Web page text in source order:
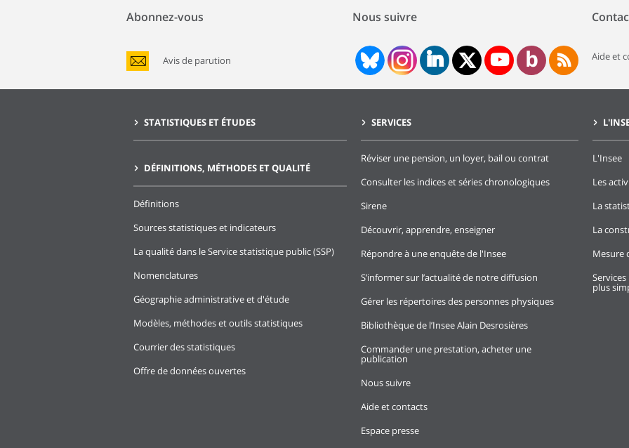
Abonnez-vous
Avis de parution
Nous suivre
Aide et
STATISTIQUES ET ÉTUDES
DÉFINITIONS, MÉTHODES ET QUALITÉ
Définitions
Sources statistiques et indicateurs
La qualité dans le Service statistique public (SSP)
Nomenclatures
Géographie administrative et d'étude
Modèles, méthodes et outils statistiques
Courrier des statistiques
Offre de données ouvertes
SERVICES
Réviser une pension, un loyer, bail ou contrat
Consulter les indices et séries chronologiques
Sirene
Découvrir, apprendre, enseigner
Répondre à une enquête de l'Insee
S’informer sur l’actualité de notre diffusion
Gérer les répertoires des personnes physiques
Bibliothèque de l’Insee Alain Desrosières
Commander une prestation, acheter une
publication
Nous suivre
Aide et contacts
Espace presse
L'Insee
Les
La
La
Mesure
plus